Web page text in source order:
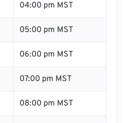
04:00 pm MST
05:00 pm MST
06:00 pm MST
07:00 pm MST
08:00 pm MST